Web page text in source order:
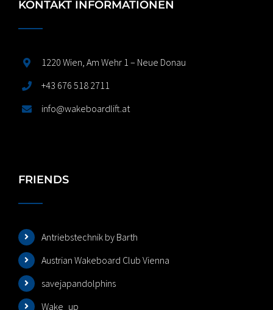
KONTAKT INFORMATIONEN
1220 Wien, Am Wehr 1 – Neue Donau
+43 676 518 2711
info@wakeboardlift.at
FRIENDS
Antriebstechnik by Barth
Austrian Wakeboard Club Vienna
savejapandolphins
Wake_up